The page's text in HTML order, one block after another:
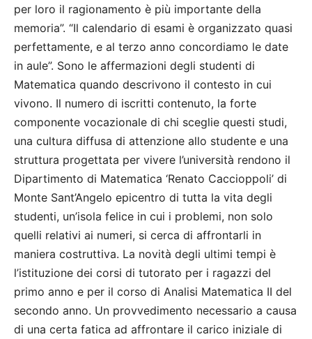
per loro il ragionamento è più importante della
memoria”. “Il calendario di esami è organizzato quasi
perfettamente, e al terzo anno concordiamo le date
in aule”. Sono le affermazioni degli studenti di
Matematica quando descrivono il contesto in cui
vivono. Il numero di iscritti contenuto, la forte
componente vocazionale di chi sceglie questi studi,
una cultura diffusa di attenzione allo studente e una
struttura progettata per vivere l’università rendono il
Dipartimento di Matematica ‘Renato Caccioppoli’ di
Monte Sant’Angelo epicentro di tutta la vita degli
studenti, un’isola felice in cui i problemi, non solo
quelli relativi ai numeri, si cerca di affrontarli in
maniera costruttiva. La novità degli ultimi tempi è
l’istituzione dei corsi di tutorato per i ragazzi del
primo anno e per il corso di Analisi Matematica II del
secondo anno. Un provvedimento necessario a causa
di una certa fatica ad affrontare il carico iniziale di